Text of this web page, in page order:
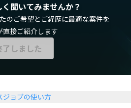
聞いてみませんか？
のご希望とご経歴に最適な案件を
直接ご紹介します
しました
ジョブの使い方